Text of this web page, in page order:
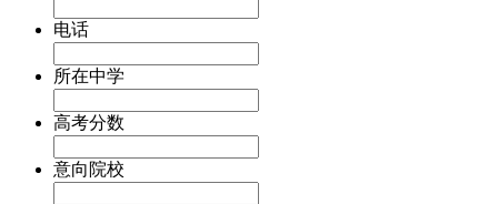
电话
所在中学
高考分数
意向院校